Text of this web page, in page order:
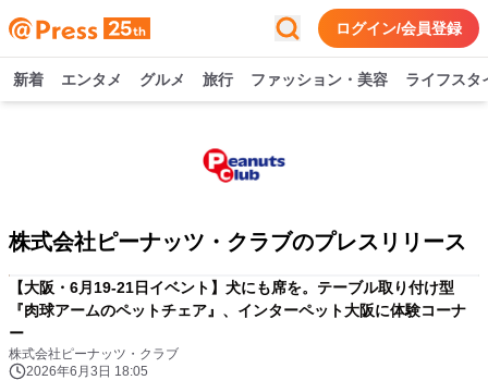
ログイン/会員登録
新着 エンタメ グルメ 旅行 ファッション・美容 ライフスタ
株式会社ピーナッツ・クラブのプレスリリース
【大阪・6月19-21日イベント】犬にも席を。テーブル取り付け型
『肉球アームのペットチェア』、インターペット大阪に体験コーナ
ー
株式会社ピーナッツ・クラブ
2026年6月3日 18:05